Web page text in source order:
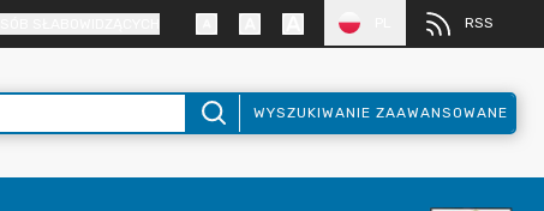
RSS
WYSZUKIWANIE ZAAWANSOWANE